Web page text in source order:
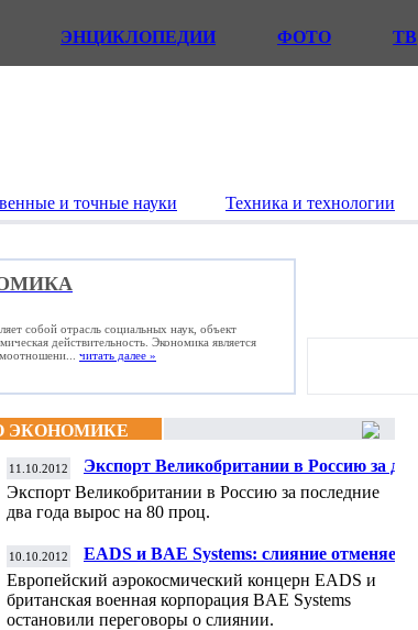
ЭНЦИКЛОПЕДИИ ФОТО ТВ
и точные науки Техника и технологии
собой отрасль социальных наук, объект
действительность. Экономика является
читать далее »
ЭКОНОМИКЕ
11.10.2012
Экспорт Великобритании в Россию за два
года вырос на 80 процентов
Экспорт Великобритании в Россию за последние
два года вырос на 80 проц.
10.10.2012
EADS и BAE Systems: слияние отменяется
Европейский аэрокосмический концерн EADS и
британская военная корпорация BAE Systems
остановили переговоры о слиянии.